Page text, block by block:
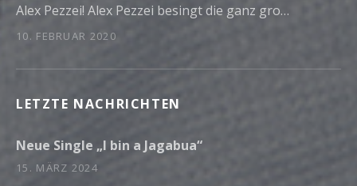
10. FEBRUAR 2020
Alex Pezzei! Alex Pezzei besingt die ganz gro…
LETZTE NACHRICHTEN
Neue Single „I bin a Jagabua“
15. MÄRZ 2024